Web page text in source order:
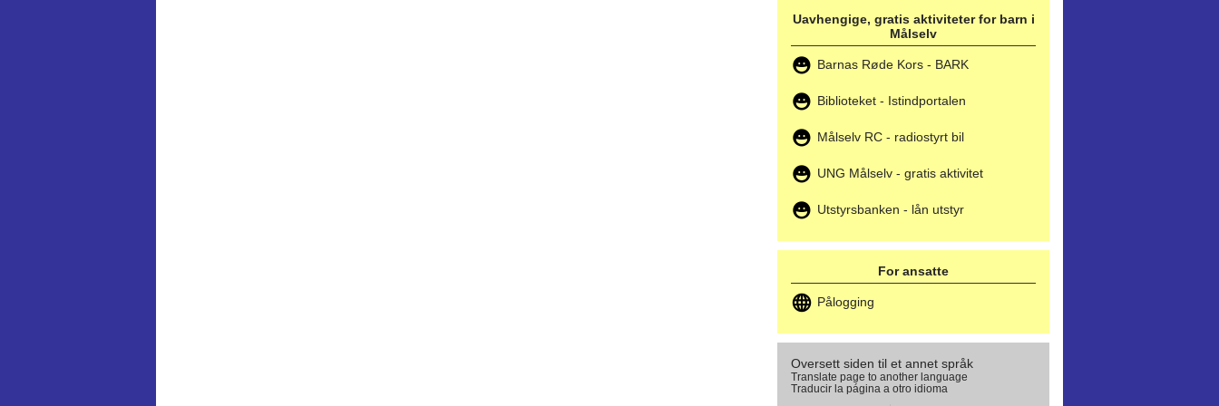
Uavhengige, gratis aktiviteter for barn i
Målselv
Barnas Røde Kors - BARK
Biblioteket - Istindportalen
Målselv RC - radiostyrt bil
UNG Målselv - gratis aktivitet
Utstyrsbanken - lån utstyr
For ansatte
Pålogging
Oversett siden til et annet språk
Translate page to another language
Traducir la página a otro idioma